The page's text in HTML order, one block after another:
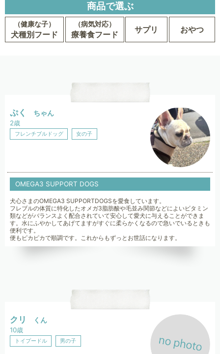
商品で選ぶ
（健康な子）
犬種別フード
（病気対応）
療養食フード サプリ おやつ
ぷく ちゃん
2歳
フレンチブルドッグ 女の子
OMEGA3 SUPPORT DOGS
犬心さまのOMEGA3 SUPPORTDOGSを愛食しています。
フレブルの体質に特化したオメガ3脂肪酸や毛並み関節などによいビタミン
類などがバランスよく配合されていて安心して愛犬に与えることができま
す。水にふやかしてあげてますがすぐに柔らかくなるので急いでいるときも
便利です。
便もピカピカで順調です。これからもずっとお世話になります。
クリ くん
10歳
トイプードル 男の子